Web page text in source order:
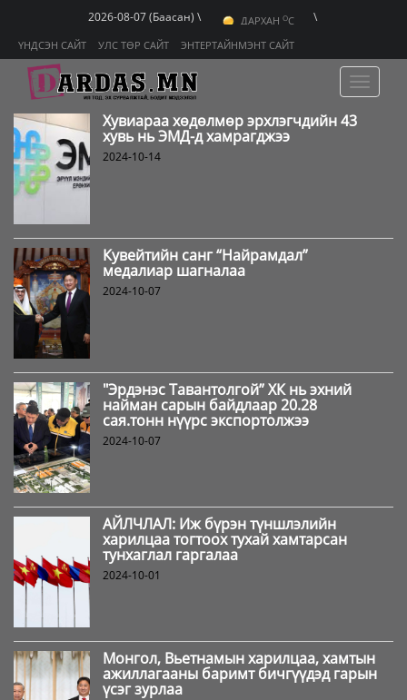
2026-08-07 (Баасан) \
ДАРХАН OC
УЛААНБААТАР
\
ҮНДСЭН САЙТ УЛС ТӨР САЙТ ЭНТЕРТАЙНМЭНТ САЙТ
Toggle
Хувиараа хөдөлмөр эрхлэгчдийн 43
хувь нь ЭМД-д хамрагджээ
2024-10-14
Кувейтийн санг “Найрамдал”
медалиар шагналаа
2024-10-07
"Эрдэнэс Тавантолгой” ХК нь эхний
найман сарын байдлаар 20.28
сая.тонн нүүрс экспортолжээ
2024-10-07
АЙЛЧЛАЛ: Иж бүрэн түншлэлийн
харилцаа тогтоох тухай хамтарсан
тунхаглал гаргалаа
2024-10-01
Монгол, Вьетнамын харилцаа, хамтын
ажиллагааны баримт бичгүүдэд гарын
үсэг зурлаа